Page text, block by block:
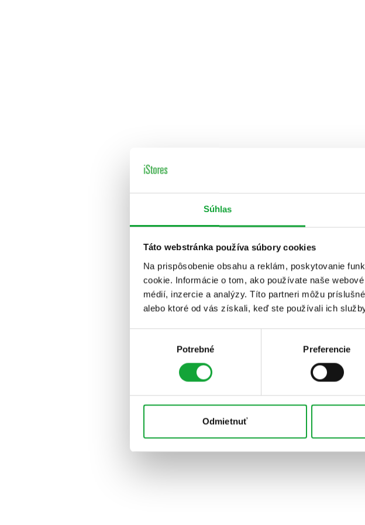
Súhlas
Táto webstránka používa súbory cookies
Na prispôsobenie obsahu a reklám, poskytovanie
cookie. Informácie o tom, ako používate naše
médií, inzercie a analýzy. Títo partneri môžu
alebo ktoré od vás získali, keď ste používali ich
Potrebné Preferencie
Odmietnuť